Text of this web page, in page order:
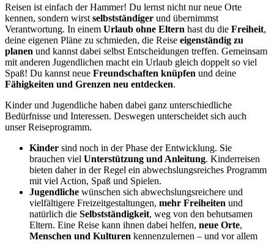
Reisen ist einfach der Hammer! Du lernst nicht nur neue Orte
kennen, sondern wirst selbstständiger und übernimmst
Verantwortung. In einem Urlaub ohne Eltern hast du die Freiheit,
deine eigenen Pläne zu schmieden, die Reise eigenständig zu
planen und kannst dabei selbst Entscheidungen treffen. Gemeinsam
mit anderen Jugendlichen macht ein Urlaub gleich doppelt so viel
Spaß! Du kannst neue Freundschaften knüpfen und deine
Fähigkeiten und Grenzen neu entdecken.
Kinder und Jugendliche haben dabei ganz unterschiedliche
Bedürfnisse und Interessen. Deswegen unterscheidet sich auch
unser Reiseprogramm.
Kinder sind noch in der Phase der Entwicklung. Sie
brauchen viel Unterstützung und Anleitung. Kinderreisen
bieten daher in der Regel ein abwechslungsreiches Programm
mit viel Action, Spaß und Spielen.
Jugendliche wünschen sich abwechslungsreichere und
vielfältigere Freizeitgestaltungen, mehr Freiheiten und
natürlich die Selbstständigkeit, weg von den behutsamen
Eltern. Eine Reise kann ihnen dabei helfen, neue Orte,
Menschen und Kulturen kennenzulernen – und vor allem